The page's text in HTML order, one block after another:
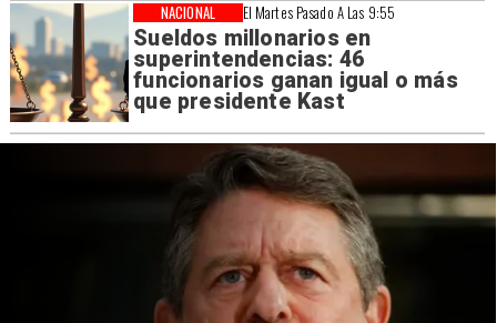
El Martes Pasado A Las 9:55
Sueldos millonarios en
superintendencias: 46
funcionarios ganan igual o más
que presidente Kast
NACIONAL